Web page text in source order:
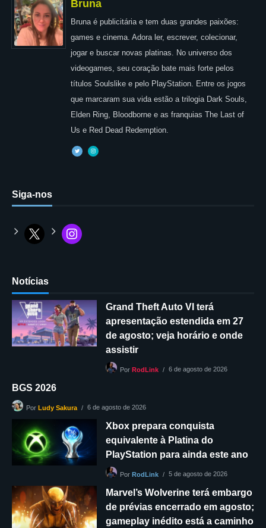
Bruna
Bruna é publicitária e tem duas grandes paixões:
games e cinema. Adora ler, escrever, colecionar,
jogar e buscar novas platinas. No universo dos
videogames, seu coração bate mais forte pelos
títulos Soulslike e pelo PlayStation. Entre os jogos
que marcaram sua vida estão a trilogia Dark Souls,
Elden Ring, Bloodborne e as franquias The Last of
Us e Red Dead Redemption.
Siga-nos
Notícias
Grand Theft Auto VI terá
apresentação estendida em 27
de agosto; veja horário e onde
assistir
PorRodLink 6 de agosto de 2026
BGS 2026
PorLudy Sakura 6 de agosto de 2026
Xbox prepara conquista
equivalente à Platina do
PlayStation para ainda este ano
PorRodLink 5 de agosto de 2026
Marvel’s Wolverine terá embargo
de prévias encerrado em agosto;
gameplay inédito está a caminho